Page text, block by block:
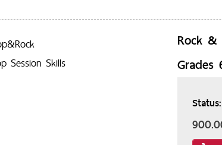
Rock &
Status
Session Skills